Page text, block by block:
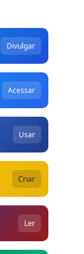
Divulgar
Acessar
Usar
Criar
Ler